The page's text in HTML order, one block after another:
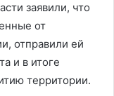
заявили, что
от
отправили ей
и в итоге
территории.